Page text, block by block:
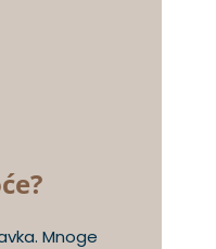
Mnoge